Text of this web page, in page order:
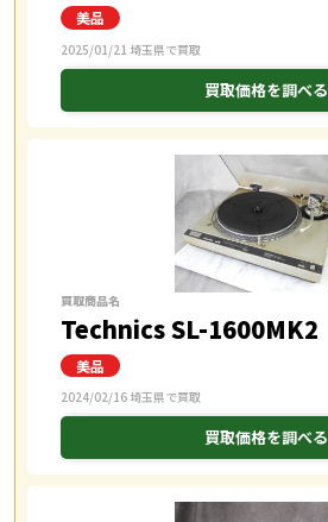
2025/01/21 埼玉県で買取
買取価格を調べる
買取商品名
Technics SL-1600MK2
2024/02/16 埼玉県で買取
買取価格を調べる